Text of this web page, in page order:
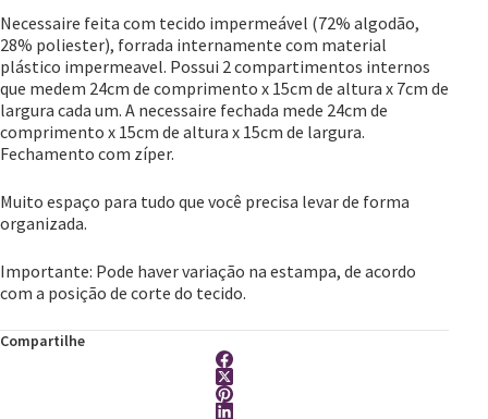
Necessaire feita com tecido impermeável (72% algodão,
28% poliester), forrada internamente com material
plástico impermeavel. Possui 2 compartimentos internos
que medem 24cm de comprimento x 15cm de altura x 7cm de
largura cada um. A necessaire fechada mede 24cm de
comprimento x 15cm de altura x 15cm de largura.
Fechamento com zíper.
Muito espaço para tudo que você precisa levar de forma
organizada.
​Importante: Pode haver variação na estampa, de acordo
com a posição de corte do tecido.
Compartilhe